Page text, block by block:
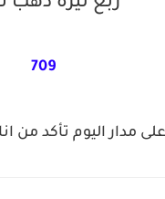
709
مدار اليوم تأكد من